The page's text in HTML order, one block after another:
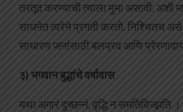
तरतूद करण्याची त्याला मुभा असावी.
साधनेत त्वरेने प्रगती करतो. निश्चितच
साधारण जनांसाठी बलप्रद आणि
३) भगवान बुद्धांचे वर्षावास
यथा अगारं दुच्छन्नं, वृद्धि न समतिविज्झति ।